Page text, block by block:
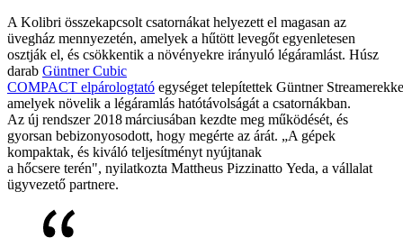
A Kolibri összekapcsolt csatornákat helyezett el magasan az
üvegház mennyezetén, amelyek a hűtött levegőt egyenletesen
osztják el, és csökkentik a növényekre irányuló légáramlást. Húsz
darab Güntner Cubic
COMPACT elpárologtató egységet telepítettek Güntner
amelyek növelik a légáramlás hatótávolságát a csatornákban.
Az új rendszer 2018 márciusában kezdte meg működését, és
gyorsan bebizonyosodott, hogy megérte az árát. „A gépek
kompaktak, és kiváló teljesítményt nyújtanak
a hőcsere terén", nyilatkozta Mattheus Pizzinatto Yeda, a vállalat
ügyvezető partnere.